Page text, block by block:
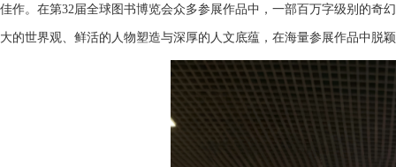
佳作。在第32届全球图书博览会众多参展作品中，一部百万字级别的奇
大的世界观、鲜活的人物塑造与深厚的人文底蕴，在海量参展作品中脱